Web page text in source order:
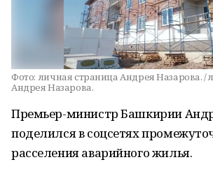
Фото: личная страница Андрея Назарова. /
Андрея Назарова.
Премьер-министр Башкирии
поделился в соцсетях
расселения аварийного жилья.